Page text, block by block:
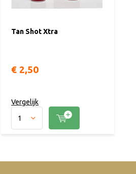
Tan Shot Xtra
€ 2,50
Vergelijk